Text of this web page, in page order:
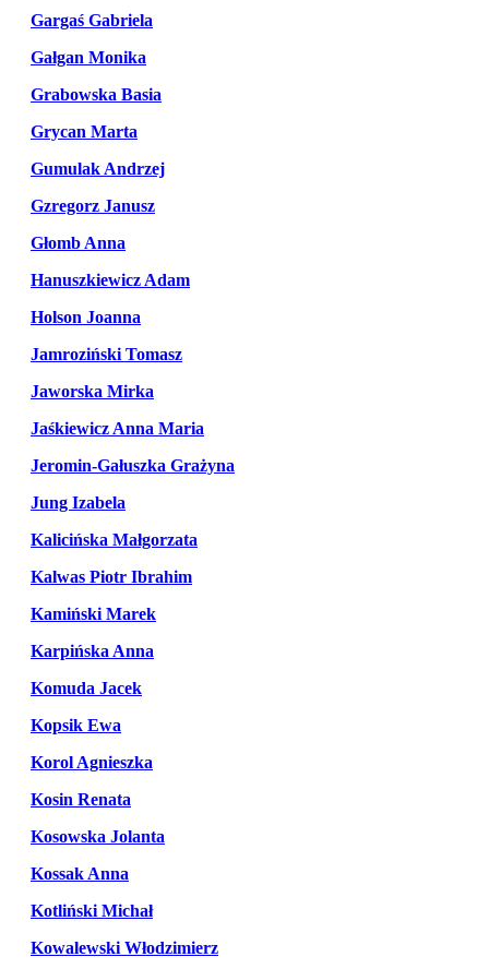
Gargaś Gabriela
Gałgan Monika
Grabowska Basia
Grycan Marta
Gumulak Andrzej
Gzregorz Janusz
Głomb Anna
Hanuszkiewicz Adam
Holson Joanna
Jamroziński Tomasz
Jaworska Mirka
Jaśkiewicz Anna Maria
Jeromin-Gałuszka Grażyna
Jung Izabela
Kalicińska Małgorzata
Kalwas Piotr Ibrahim
Kamiński Marek
Karpińska Anna
Komuda Jacek
Kopsik Ewa
Korol Agnieszka
Kosin Renata
Kosowska Jolanta
Kossak Anna
Kotliński Michał
Kowalewski Włodzimierz